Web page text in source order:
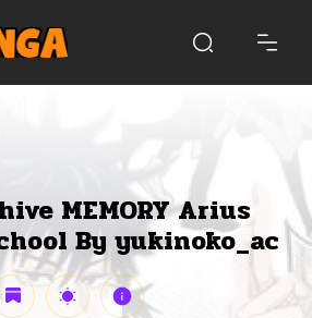
MEMORY Arius
By yukinoko_ac